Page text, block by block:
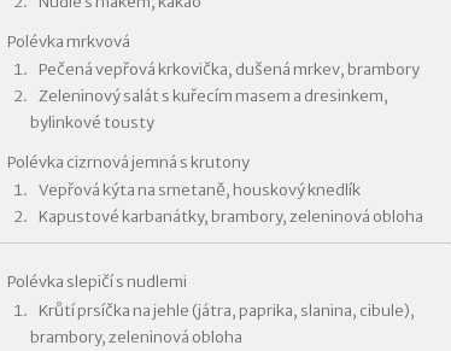
Polévka mrkvová
Pečená vepřová krkovička, dušená mrkev, brambory
Zeleninový salát s kuřecím masem a dresinkem,
bylinkové tousty
Polévka cizrnová jemná s krutony
Vepřová kýta na smetaně, houskový knedlík
Kapustové karbanátky, brambory, zeleninová obloha
Polévka slepičí s nudlemi
Krůtí prsíčka na jehle (játra, paprika, slanina, cibule),
brambory, zeleninová obloha